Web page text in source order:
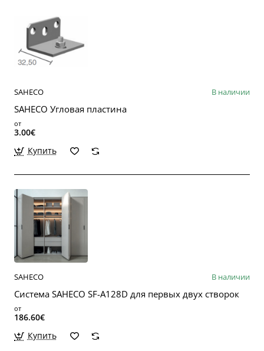
SAHECO В наличии
SAHECO Угловая пластина
от
3.00€
Купить
SAHECO В наличии
Система SAHECO SF-A128D для первых двух створок
от
186.60€
Купить